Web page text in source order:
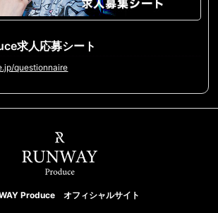
求人応募シート
questionnaire
Produce オフィシャルサイト